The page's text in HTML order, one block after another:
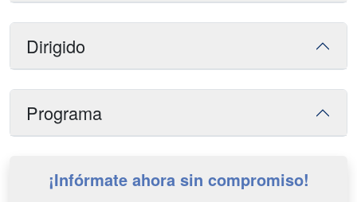
Dirigido
Programa
¡Infórmate ahora sin compromiso!